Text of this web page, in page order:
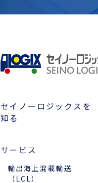
セイノーロジックスを
知る
サービス
輸出海上混載輸送
（LCL）